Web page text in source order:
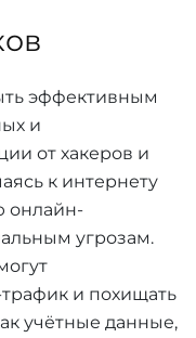
эффективным
и
от хакеров и
к интернету
онлайн-
угрозам.
и похищать
учётные данные,